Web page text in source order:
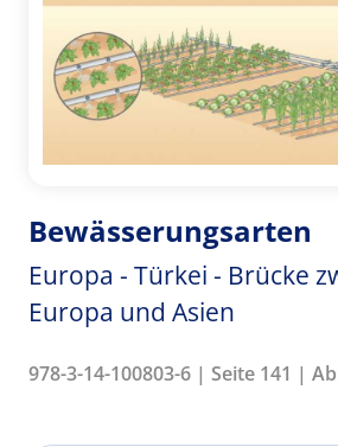
Bewässerungsarten
Europa - Türkei - Brücke
Europa und Asien
978-3-14-100803-6 | Seite 141 |